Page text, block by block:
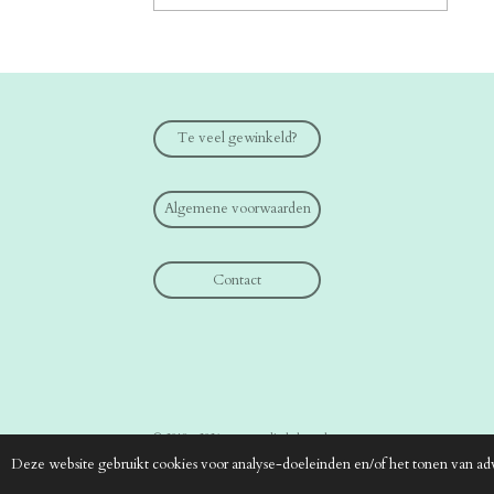
Deze website gebruikt cookies voor analyse-doeleinden en/of het tonen van
Te veel gewinkeld?
Algemene voorwaarden
Contact
© 2019 - 2026 www.medical-shop.nl